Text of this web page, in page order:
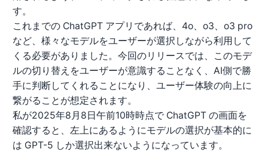
す。
これまでの ChatGPT アプリであれば、4o、o3、o3 pro
など、様々なモデルをユーザーが選択しながら利用して
くる必要がありました。今回のリリースでは、このモデ
ルの切り替えをユーザーが意識することなく、AI側で勝
手に判断してくれることになり、ユーザー体験の向上に
繋がることが想定されます。
私が2025年8月8日午前10時時点で ChatGPT の画面を
確認すると、左上にあるようにモデルの選択が基本的に
は GPT-5 しか選択出来ないようになっています。